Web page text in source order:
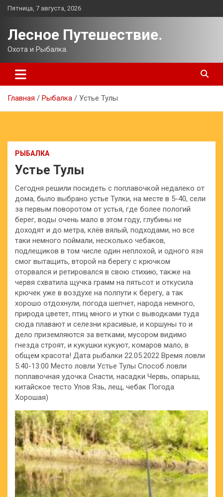
Перейти
Пятница, 7 августа, 2026
Лесное Путешествие.
Охота и Рыбалка.
Главная Рыбалка Устье Тулы
РЫБАЛКА
Устье Тулы
Сегодня решили посидеть с поплавочкой недалеко от
дома, было выбрано устье Тулки, на месте в 5-40, сели
за первым поворотом от устья, где более пологий
берег, воды очень мало в этом году, глубины не
доходят и до метра, клёв вялый, подходами, но все
таки немного поймали, несколько чебаков,
подлещиков в том числе один неплохой, и одного язя
смог вытащить, второй на берегу с крючком
оторвался и ретировался в свою стихию, также на
червя схватила щучка грамм на пятьсот и откусила
крючек уже в воздухе на полпути к берегу, а так
хорошо отдохнули, погода шепчет, народа немного,
природа цветет, птиц много и утки с выводками туда
сюда плавают и селезни красивые, и коршуны то и
дело приземляются за ветками, мусором видимо
гнезда строят, и кукушки кукуют, комаров мало, в
общем красота! Дата рыбалки 22.05.2022 Время ловли
5:40-13:00 Место ловли Устье Тулы Способ ловли
поплавочная удочка Снасти, насадки Червь, опарыш,
китайское тесто Улов Язь, лещ, чебак Погода
Хорошая)